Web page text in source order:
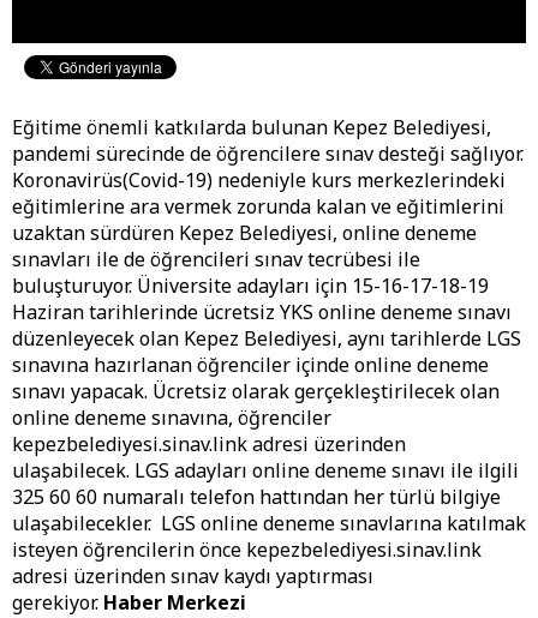
Eğitime önemli katkılarda bulunan Kepez Belediyesi,
pandemi sürecinde de öğrencilere sınav desteği sağlıyor.
Koronavirüs(Covid-19) nedeniyle kurs merkezlerindeki
eğitimlerine ara vermek zorunda kalan ve eğitimlerini
uzaktan sürdüren Kepez Belediyesi, online deneme
sınavları ile de öğrencileri sınav tecrübesi ile
buluşturuyor. Üniversite adayları için 15-16-17-18-19
Haziran tarihlerinde ücretsiz YKS online deneme sınavı
düzenleyecek olan Kepez Belediyesi, aynı tarihlerde LGS
sınavına hazırlanan öğrenciler içinde online deneme
sınavı yapacak. Ücretsiz olarak gerçekleştirilecek olan
online deneme sınavına, öğrenciler
kepezbelediyesi.sinav.link adresi üzerinden
ulaşabilecek. LGS adayları online deneme sınavı ile ilgili
325 60 60 numaralı telefon hattından her türlü bilgiye
ulaşabilecekler. LGS online deneme sınavlarına katılmak
isteyen öğrencilerin önce kepezbelediyesi.sinav.link
adresi üzerinden sınav kaydı yaptırması
gerekiyor. Haber Merkezi